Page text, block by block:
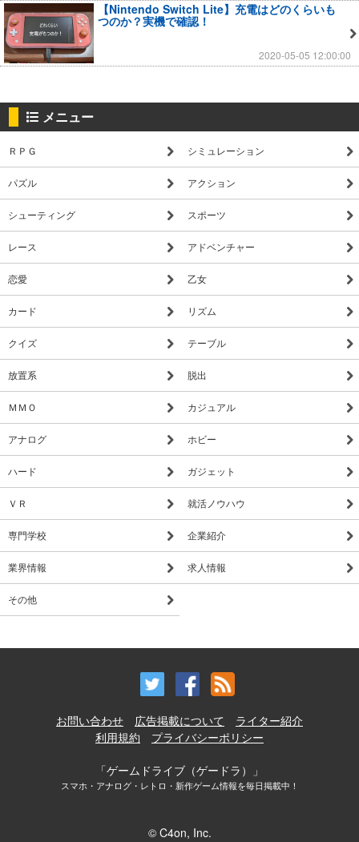
【Nintendo Switch Lite】充電はどのくらいも
つのか？実機で確認！
2020-05-05 12:00:00
メニュー
ＲＰＧ シミュレーション
パズル アクション
シューティング スポーツ
レース アドベンチャー
恋愛 乙女
カード リズム
クイズ テーブル
放置系 脱出
ＭＭＯ カジュアル
アナログ ホビー
ハード ガジェット
ＶＲ 就活ノウハウ
専門学校 企業紹介
業界情報 求人情報
その他
お問い合わせ 広告掲載について
ライター紹介
利用規約
プライバシーポリシー
「ゲームドライブ（ゲードラ）」
スマホ・アナログ・レトロ・新作ゲーム情報を毎日掲載中！
© C4on, Inc.